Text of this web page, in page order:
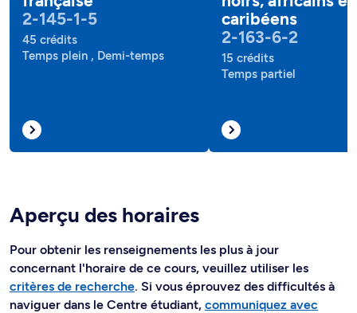
2-145-1-5
45 crédits
Temps plein , Demi-temps
caribéens
2-163-6-2
15 crédits
Temps partiel
Aperçu des horaires
Pour obtenir les renseignements les plus à jour
concernant l'horaire de ce cours, veuillez utiliser les
critères de recherche. Si vous éprouvez des difficultés à
naviguer dans le Centre étudiant, communiquez avec